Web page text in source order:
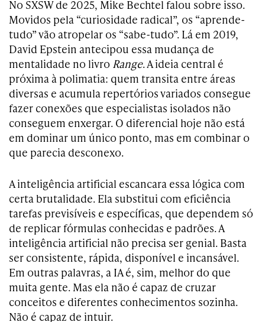
No SXSW de 2025, Mike Bechtel falou sobre isso.
Movidos pela “curiosidade radical”, os “aprende-
tudo” vão atropelar os “sabe-tudo”. Lá em 2019,
David Epstein antecipou essa mudança de
mentalidade no livro Range. A ideia central é
próxima à polimatia: quem transita entre áreas
diversas e acumula repertórios variados consegue
fazer conexões que especialistas isolados não
conseguem enxergar. O diferencial hoje não está
em dominar um único ponto, mas em combinar o
que parecia desconexo.
A inteligência artificial escancara essa lógica com
certa brutalidade. Ela substitui com eficiência
tarefas previsíveis e específicas, que dependem só
de replicar fórmulas conhecidas e padrões. A
inteligência artificial não precisa ser genial. Basta
ser consistente, rápida, disponível e incansável.
Em outras palavras, a IA é, sim, melhor do que
muita gente. Mas ela não é capaz de cruzar
conceitos e diferentes conhecimentos sozinha.
Não é capaz de intuir.